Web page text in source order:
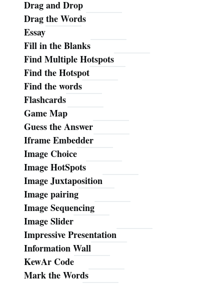
Drag and Drop
Drag the Words
Essay
Fill in the Blanks
Find Multiple Hotspots
Find the Hotspot
Find the words
Flashcards
Game Map
Guess the Answer
Iframe Embedder
Image Choice
Image HotSpots
Image Juxtaposition
Image pairing
Image Sequencing
Image Slider
Impressive Presentation
Information Wall
KewAr Code
Mark the Words